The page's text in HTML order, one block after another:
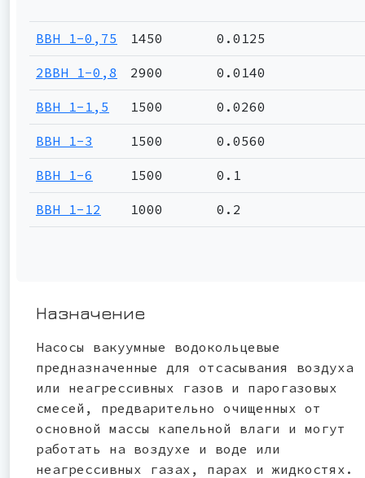
ВВН 1-0,75 1450 0.0125
2ВВН 1-0,8 2900 0.0140
ВВН 1-1,5 1500 0.0260
ВВН 1-3 1500 0.0560
ВВН 1-6 1500 0.1
ВВН 1-12 1000 0.2
Назначение
Насосы вакуумные водокольцевые
предназначенные для отсасывания воздуха
или неагрессивных газов и парогазовых
смесей, предварительно очищенных от
основной массы капельной влаги и могут
работать на воздухе и воде или
неагрессивных газах, парах и жидкостях.